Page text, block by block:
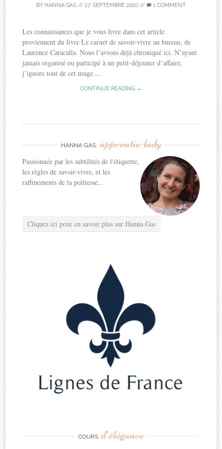
BY HANNA GAS // 27 SEPTEMBRE 2020 // 1 COMMENT
Les connaissances que je vous livre dans cet article
proviennent du livre Le carnet de savoir-vivre au bureau, de
Laurence Caracalla. Nous l’avions déjà chroniqué ici. N’ayant
jamais organisé ou participé à un petit-déjeuner d’affaire,
j’ignore tout de cet usage....
CONTINUE READING →
HANNA GAS, apprentie-lady
Passionnée par les subtilités de l'étiquette,
les règles de savoir-vivre, et les
raffinements de la politesse...
Cliquez ici pour en savoir plus sur Hanna Gas
COURS d’élégance